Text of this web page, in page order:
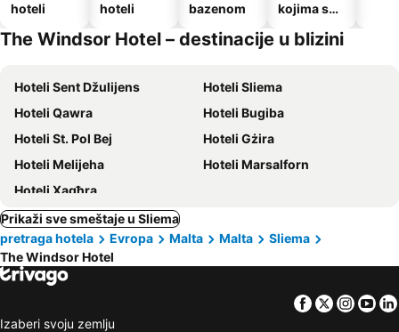
hoteli
hoteli
bazenom
kojima su
kućni
The Windsor Hotel – destinacije u blizini
Hoteli Sent Džulijens
Hoteli Sliema
Hoteli Qawra
Hoteli Bugiba
Hoteli St. Pol Bej
Hoteli Gżira
Hoteli Melijeha
Hoteli Marsalforn
Hoteli Xagħra
Prikaži sve smeštaje u Sliema
pretraga hotela
Evropa Malta Malta
Sliema
The Windsor Hotel
Facebook
Twitter
Izaberi svoju zemlju